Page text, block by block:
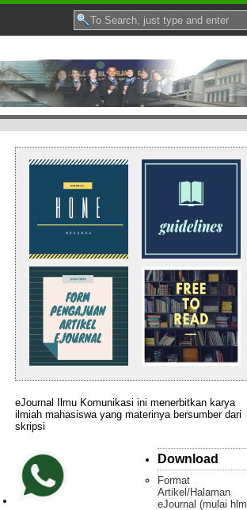
eJournal Ilmu Komunikasi ini menerbitkan karya
ilmiah mahasiswa yang materinya bersumber dari
skripsi
Download
Format
Artikel/Halaman
eJournal (mulai hlm